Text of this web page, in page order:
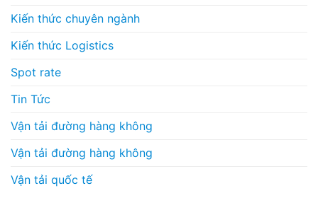
Kiến thức chuyên ngành
Kiến thức Logistics
Spot rate
Tin Tức
Vận tải đường hàng không
Vận tải đường hàng không
Vận tải quốc tế